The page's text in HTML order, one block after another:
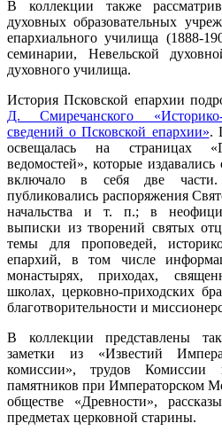
В коллекции также
духовных образовательных
епархиального училища (1888-
семинарии, Невельской
духовного училища.
История Псковской епархии
Д. Смиречанского «Историко-
сведений о Псковской епархии».
освещалась на страницах
ведомостей», которые
включало в себя две
публиковались распоряжения
начальства и т. п.; в
выписки из творений святых
темы для проповедей,
епархий, в том числе
монастырях, приходах,
школах, церковно-приходских
благотворительности и
В коллекции представлены
заметки из «Известий
комиссии», трудов Комиссии
памятников при Императорском
обществе «Древности»,
предметах церковной старины.